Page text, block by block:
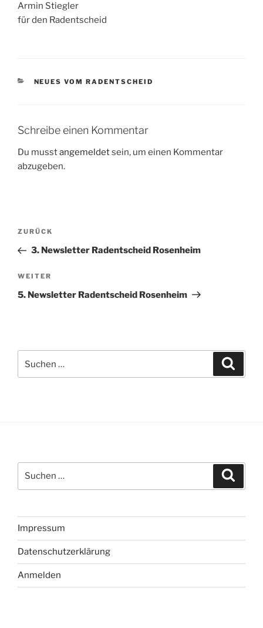
Armin Stiegler
für den Radentscheid
KATEGORIEN
NEUES VOM RADENTSCHEID
Schreibe einen Kommentar
Du musstangemeldetsein, um einen Kommentar
abzugeben.
Beitragsnavigation
Vorheriger
Beitrag
ZURÜCK
3. Newsletter Radentscheid Rosenheim
Nächster
Beitrag
WEITER
5. Newsletter Radentscheid Rosenheim
nach:
nach:
Impressum
Datenschutzerklärung
Anmelden